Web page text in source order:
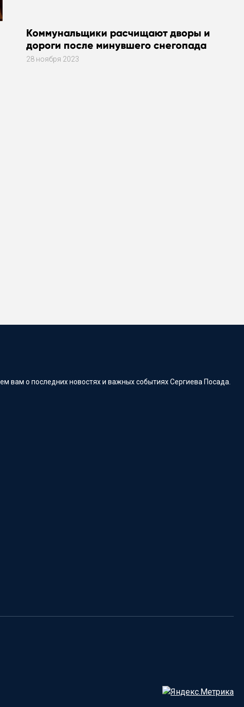
Коммунальщики расчищают дворы и
дороги после минувшего снегопада
28 ноября 2023
вам о последних новостях и важных событиях Сергиева Посада.